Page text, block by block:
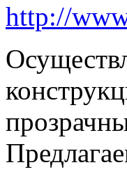
http://